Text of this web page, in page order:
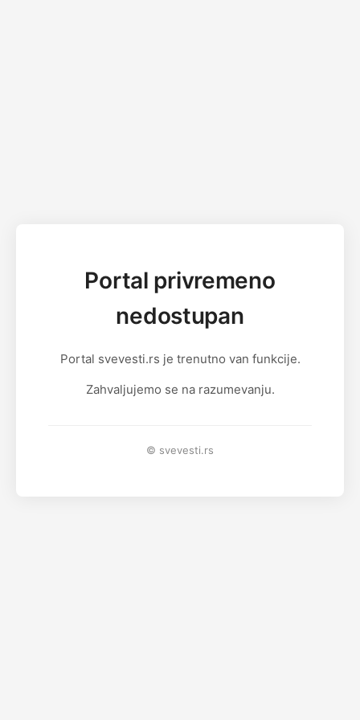
Portal privremeno
nedostupan
Portal svevesti.rs je trenutno van funkcije.
Zahvaljujemo se na razumevanju.
© svevesti.rs